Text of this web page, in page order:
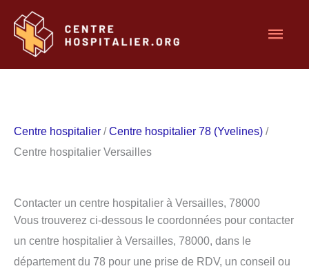
contenu
Centre hospitalier /Centre hospitalier 78 (Yvelines) /
Centre hospitalier Versailles
Contacter un centre hospitalier à Versailles, 78000
Vous trouverez ci-dessous le coordonnées pour contacter
un centre hospitalier à Versailles, 78000, dans le
département du 78 pour une prise de RDV, un conseil ou